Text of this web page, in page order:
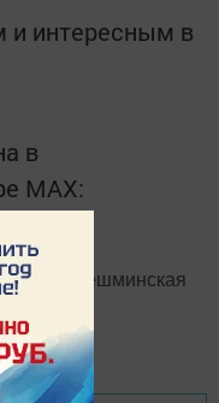
интересным в
в
MАХ:
"Шешминская